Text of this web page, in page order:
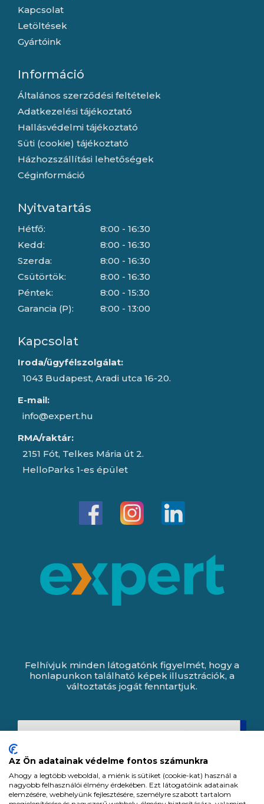
Kapcsolat
Letöltések
Gyártóink
Információ
Általános szerződési feltételek
Adatkezelési tájékoztató
Hallásvédelmi tájékoztató
Süti (cookie) tájékoztató
Házhozszállítási lehetőségek
Céginformáció
Nyitvatartás
Hétfő:
Kedd:
Szerda:
Csütörtök:
Péntek:
Garancia (P):
8:00 - 16:30
8:00 - 16:30
8:00 - 16:30
8:00 - 16:30
8:00 - 15:30
8:00 - 13:00
Kapcsolat
Iroda/ügyfélszolgálat:
1043 Budapest, Aradi utca 16-20.
E-mail:
info@expert.hu
RMA/raktár:
2151 Fót, Telkes Mária út 2.
HelloParks 1-es épület
Felhívjuk minden látogatónk figyelmét, hogy a
honlapunkon található képek illusztrációk, a
változtatás jogát fenntartjuk.
Az Ön adatainak védelme fontos számunkra
Ahogy a legtöbb weboldal, a miénk is sütiket (cookie-kat) használ a
nagyobb felhasználói élmény érdekében. Ezt látogatóink adatainak
elemzésére, webhelyünk fejlesztésére, személyre szabott tartalom